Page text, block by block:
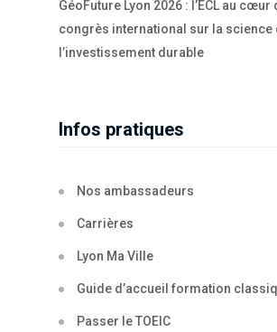
GéoFuture Lyon 2026 : l’ECL au cœur
congrès international sur la science
l’investissement durable
Infos pratiques
Nos ambassadeurs
Carrières
Lyon Ma Ville
Guide d’accueil formation
Passer le TOEIC